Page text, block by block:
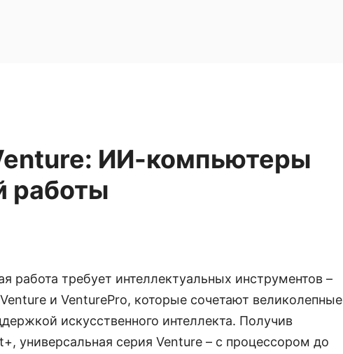
ИИ-компьютеры
работы
работа требует интеллектуальных инструментов –
и VenturePro, которые сочетают великолепные
искусственного интеллекта. Получив
универсальная серия Venture – с процессором до